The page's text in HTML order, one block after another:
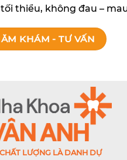
thiểu, không đau –
KHÁM - TƯ VẤN
CHẤT LƯỢNG LÀ DANH DỰ